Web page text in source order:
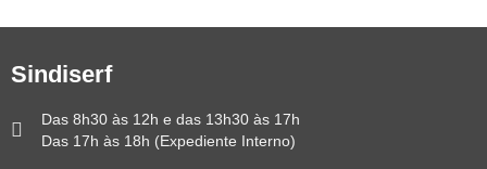
Sindiserf
Das 8h30 às 12h e das 13h30 às 17h
Das 17h às 18h (Expediente Interno)